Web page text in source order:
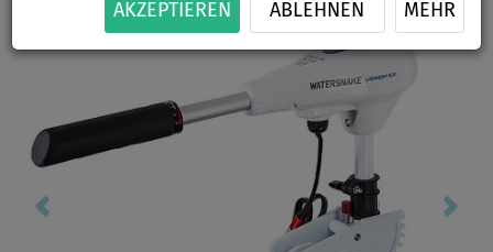
AKZEPTIEREN ABLEHNEN MEHR